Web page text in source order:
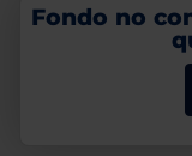
Fondo no